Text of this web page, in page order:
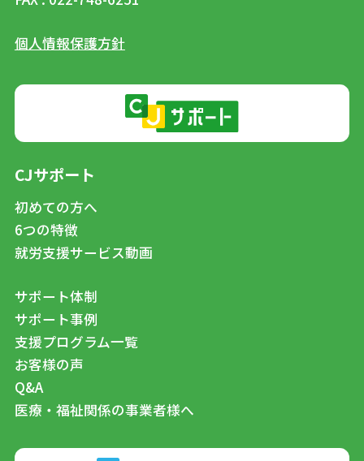
個人情報保護方針
CJサポート
初めての方へ
6つの特徴
就労支援サービス動画
サポート体制
サポート事例
支援プログラム一覧
お客様の声
Q&A
医療・福祉関係の事業者様へ